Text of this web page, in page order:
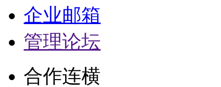
企业邮箱
管理论坛
合作连横